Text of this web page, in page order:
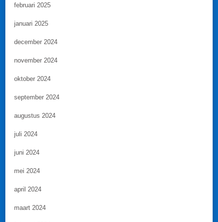
februari 2025
januari 2025
december 2024
november 2024
oktober 2024
september 2024
augustus 2024
juli 2024
juni 2024
mei 2024
april 2024
maart 2024